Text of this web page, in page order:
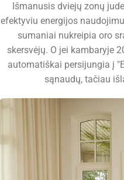
Išmanusis dviejų zonų
efektyviu energijos
sumaniai nukreipia oro
skersvėjų. O jei kambaryje
automatiškai persijungia į
sąnaudų, tačiau